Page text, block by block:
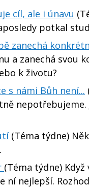
cíl, ale i únavu
potkal
zanechá
a zanechá svou
k životu?
s námi Bůh není...
(Téma týdne)
(Téma týdne)
ní nejlepší.